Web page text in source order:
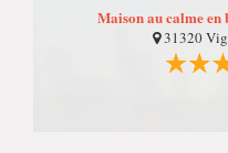
Maison au calme
31320